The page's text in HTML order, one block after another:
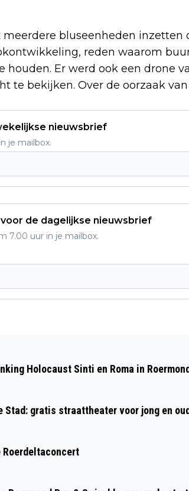
bluseenheden inzetten
reden waarom
houden. Er werd ook een drone
te bekijken. Over de oorzaak
nieuwsbrief
je mailbox.
de dagelijkse nieuwsbrief
7.00 uur in je mailbox.
OLS AFGELAST
HITTE
Holocaust Sinti en Roma in
Stad: gratis straattheater voor jong en